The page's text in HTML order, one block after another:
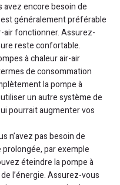
avez encore besoin de
généralement préférable
air fonctionner. Assurez-
reste confortable.
à chaleur air-air
de consommation
la pompe à
un autre système de
pourrait augmenter vos
n’avez pas besoin de
par exemple
éteindre la pompe à
l’énergie. Assurez-vous